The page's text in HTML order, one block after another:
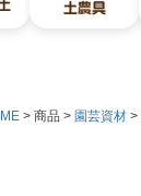
商品 園芸資材